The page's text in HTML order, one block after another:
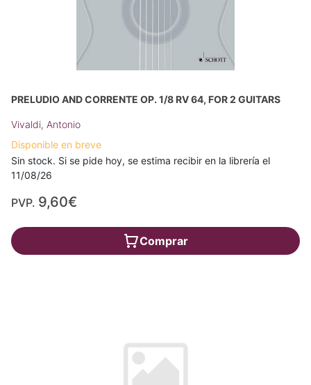
PRELUDIO AND CORRENTE OP. 1/8 RV 64, FOR 2 GUITARS
Vivaldi, Antonio
Disponible en breve
Sin stock. Si se pide hoy, se estima recibir en la librería el
11/08/26
PVP. 9,60€
Comprar